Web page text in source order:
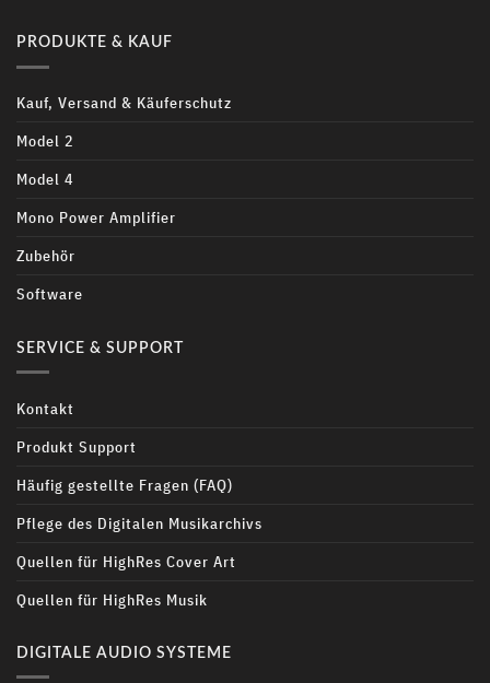
PRODUKTE & KAUF
Kauf, Versand & Käuferschutz
Model 2
Model 4
Mono Power Amplifier
Zubehör
Software
SERVICE & SUPPORT
Kontakt
Produkt Support
Häufig gestellte Fragen (FAQ)
Pflege des Digitalen Musikarchivs
Quellen für HighRes Cover Art
Quellen für HighRes Musik
DIGITALE AUDIO SYSTEME